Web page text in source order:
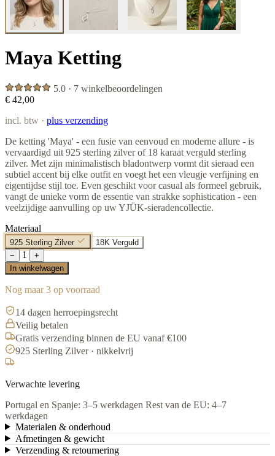
Maya Ketting
5.0 · 7 winkelbeoordelingen
€ 42,00
incl. btw · plus verzending
De ketting 'Maya' - een fusie van eenvoud en moderne allure - is
vervaardigd uit 925 sterling zilver of 18 karaat verguld sterling
zilver. Met zijn minimalistisch bladontwerp vormt dit sieraad een
subtiel accent bij elke outfit en voegt het een vleugje verfijning en
eigentijdse stijl toe. Even geschikt voor casual als formeel gebruik,
vangt de unieke vorm de essentie van strakke sophistication - een
veelzijdige aanvulling op uw YJÜK-sieradencollectie.
Materiaal
925 Sterling Zilver
18K Verguld
−
1
+
In winkelwagen
Nog maar 3 op voorraad
14 dagen herroepingsrecht
Veilig betalen
Gratis verzending binnen de EU vanaf €100
925 Sterling Zilver · nikkelvrij
Verwachte levering
Portugal en Spanje: 3–5 werkdagen Rest van de EU: 4–7
werkdagen
Materialen & onderhoud
Afmetingen & gewicht
Verzending & retournering